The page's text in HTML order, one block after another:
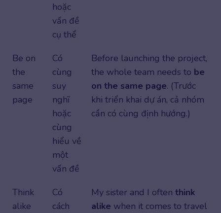
hoặc
vấn đề
cụ thể
Be on
the
same
page
Có
cùng
suy
nghĩ
hoặc
cùng
hiểu về
một
vấn đề
Before launching the project,
the whole team needs to be
on the same page. (Trước
khi triển khai dự án, cả nhóm
cần có cùng định hướng.)
Think
alike
Có
cách
My sister and I often think
alike when it comes to travel